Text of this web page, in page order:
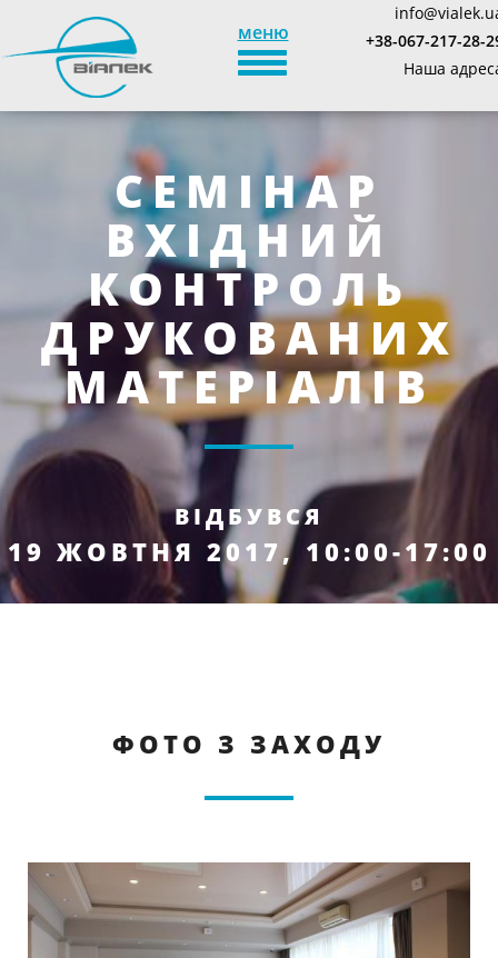
меню
TOGGLE_NAVIGATION
+38-067-217-28-
Наша
СЕМІНАР
ВХІДНИЙ
КОНТРОЛЬ
ДРУКОВАНИХ
МАТЕРІАЛІВ
ВІДБУВСЯ
19 ЖОВТНЯ 2017, 10:00-17:00
ФОТО З ЗАХОДУ